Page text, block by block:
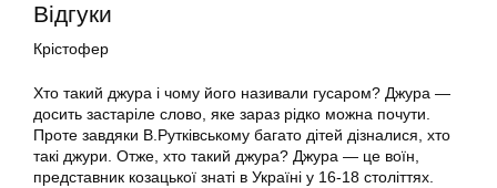
Відгуки
Крістофер
Хто такий джура і чому його називали гусаром? Джура —
досить застаріле слово, яке зараз рідко можна почути.
Проте завдяки В.Рутківському багато дітей дізналися, хто
такі джури. Отже, хто такий джура? Джура — це воїн,
представник козацької знаті в Україні у 16-18 століттях.